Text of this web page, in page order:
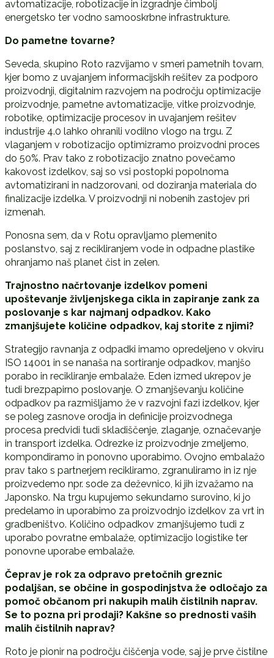
avtomatizacije, robotizacije in izgradnje čimbolj
energetsko ter vodno samooskrbne infrastrukture.
Do pametne tovarne?
Seveda, skupino Roto razvijamo v smeri pametnih tovarn,
kjer bomo z uvajanjem informacijskih rešitev za podporo
proizvodnji, digitalnim razvojem na področju optimizacije
proizvodnje, pametne avtomatizacije, vitke proizvodnje,
robotike, optimizacije procesov in uvajanjem rešitev
industrije 4.0 lahko ohranili vodilno vlogo na trgu. Z
vlaganjem v robotizacijo optimizramo proizvodni proces
do 50%. Prav tako z robotizacijo znatno povečamo
kakovost izdelkov, saj so vsi postopki popolnoma
avtomatizirani in nadzorovani, od doziranja materiala do
finalizacije izdelka. V proizvodnji ni nobenih zastojev pri
izmenah.
Ponosna sem, da v Rotu opravljamo plemenito
poslanstvo, saj z recikliranjem vode in odpadne plastike
ohranjamo naš planet čist in zelen.
Trajnostno načrtovanje izdelkov pomeni
upoštevanje življenjskega cikla in zapiranje zank za
poslovanje s kar najmanj odpadkov. Kako
zmanjšujete količine odpadkov, kaj storite z njimi?
Strategijo ravnanja z odpadki imamo opredeljeno v okviru
ISO 14001 in se nanaša na sortiranje odpadkov, manjšo
porabo in recikliranje embalaže. Eden izmed ukrepov je
tudi brezpapirno poslovanje. O zmanjševanju količine
odpadkov pa razmišljamo že v razvojni fazi izdelkov, kjer
se poleg zasnove orodja in definicije proizvodnega
procesa predvidi tudi skladiščenje, zlaganje, označevanje
in transport izdelka. Odrezke iz proizvodnje zmeljemo,
kompondiramo in ponovno uporabimo. Ovojno embalažo
prav tako s partnerjem recikliramo, zgranuliramo in iz nje
proizvedemo npr. sode za deževnico, ki jih izvažamo na
Japonsko. Na trgu kupujemo sekundarno surovino, ki jo
predelamo in uporabimo za proizvodnjo izdelkov za vrt in
gradbeništvo. Količino odpadkov zmanjšujemo tudi z
uporabo povratne embalaže, optimizacijo logistike ter
ponovne uporabe embalaže.
Čeprav je rok za odpravo pretočnih greznic
podaljšan, se občine in gospodinjstva že odločajo za
pomoč občanom pri nakupih malih čistilnih naprav.
Se to pozna pri prodaji? Kakšne so prednosti vaših
malih čistilnih naprav?
Roto je pionir na področju čiščenja vode, saj je prve čistilne